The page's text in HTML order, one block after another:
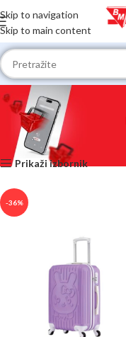
Skip to navigation
Skip to main content
Početna Shop
Prikaži izbornik
-36%